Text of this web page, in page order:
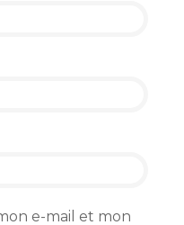
e-mail et mon